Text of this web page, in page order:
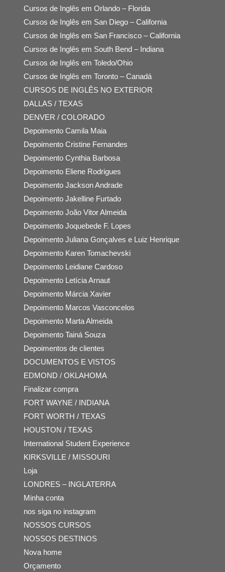
Cursos de Inglês em Orlando – Florida
Cursos de Inglês em San Diego – California
Cursos de Inglês em San Francisco – California
Cursos de Inglês em South Bend – Indiana
Cursos de Inglês em Toledo/Ohio
Cursos de Inglês em Toronto – Canadá
CURSOS DE INGLÊS NO EXTERIOR
DALLAS / TEXAS
DENVER / COLORADO
Depoimento Camila Maia
Depoimento Cristine Fernandes
Depoimento Cynthia Barbosa
Depoimento Eliene Rodrigues
Depoimento Jackson Andrade
Depoimento Jakelline Furtado
Depoimento João Vitor Almeida
Depoimento Joquebede F. Lopes
Depoimento Juliana Gonçalves e Luiz Henrique
Depoimento Karen Tomachevski
Depoimento Leidiane Cardoso
Depoimento Letícia Arnaut
Depoimento Márcia Xavier
Depoimento Marcos Vasconcelos
Depoimento Marta Almeida
Depoimento Tainá Souza
Depoimentos de clientes
DOCUMENTOS E VISTOS
EDMOND / OKLAHOMA
Finalizar compra
FORT WAYNE / INDIANA
FORT WORTH / TEXAS
HOUSTON / TEXAS
International Student Experience
KIRKSVILLE / MISSOURI
Loja
LONDRES – INGLATERRA
Minha conta
nos siga no instagram
NOSSOS CURSOS
NOSSOS DESTINOS
Nova home
Orçamento